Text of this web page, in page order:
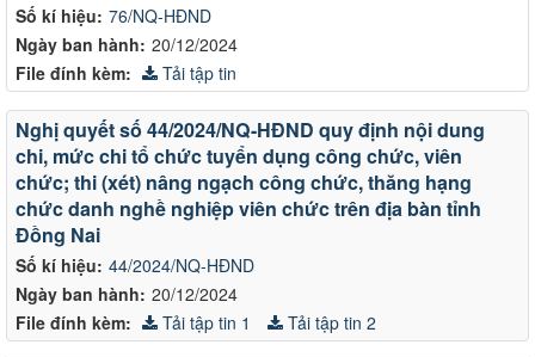
Số kí hiệu: 76/NQ-HĐND
Ngày ban hành: 20/12/2024
File đính kèm:
Tải tập tin
Số kí hiệu: 44/2024/NQ-HĐND
Ngày ban hành: 20/12/2024
Nghị quyết số 44/2024/NQ-HĐND quy định nội dung
chi, mức chi tổ chức tuyển dụng công chức, viên
chức; thi (xét) nâng ngạch công chức, thăng hạng
chức danh nghề nghiệp viên chức trên địa bàn tỉnh
Đồng Nai
File đính kèm: Tải tập tin 1 Tải tập tin 2